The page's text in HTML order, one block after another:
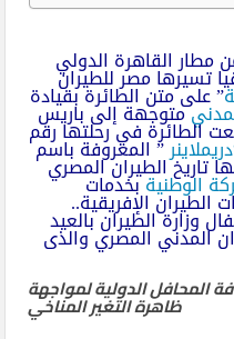
مطار القاهرة الدولي
تسيرها مصر للطيران
” على متن الطائرة بقيادة
متوجهة إلى باريس
.. وقد أقلعت الطائرة في رحلتها رقم
” المعروفة باسم
تاريخ الطيران المصري
الوطنيةبخدمات
الطيران الإفريقية..
وزارة الطيران بالعيد
المدني المصري والذى
المحافل الدولية لمواجهة
ظاهرة التغير المناخي